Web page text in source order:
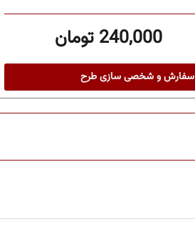
240,000 تومان
سفارش و شخصی سازی طرح